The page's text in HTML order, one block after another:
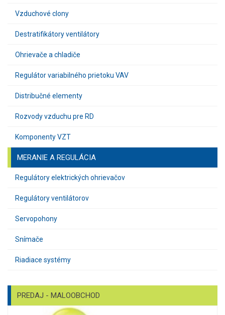
Vzduchové clony
Destratifikátory ventilátory
Ohrievače a chladiče
Regulátor variabilného prietoku VAV
Distribučné elementy
Rozvody vzduchu pre RD
Komponenty VZT
MERANIE A REGULÁCIA
Regulátory elektrických ohrievačov
Regulátory ventilátorov
Servopohony
Snímače
Riadiace systémy
PREDAJ - MALOOBCHOD